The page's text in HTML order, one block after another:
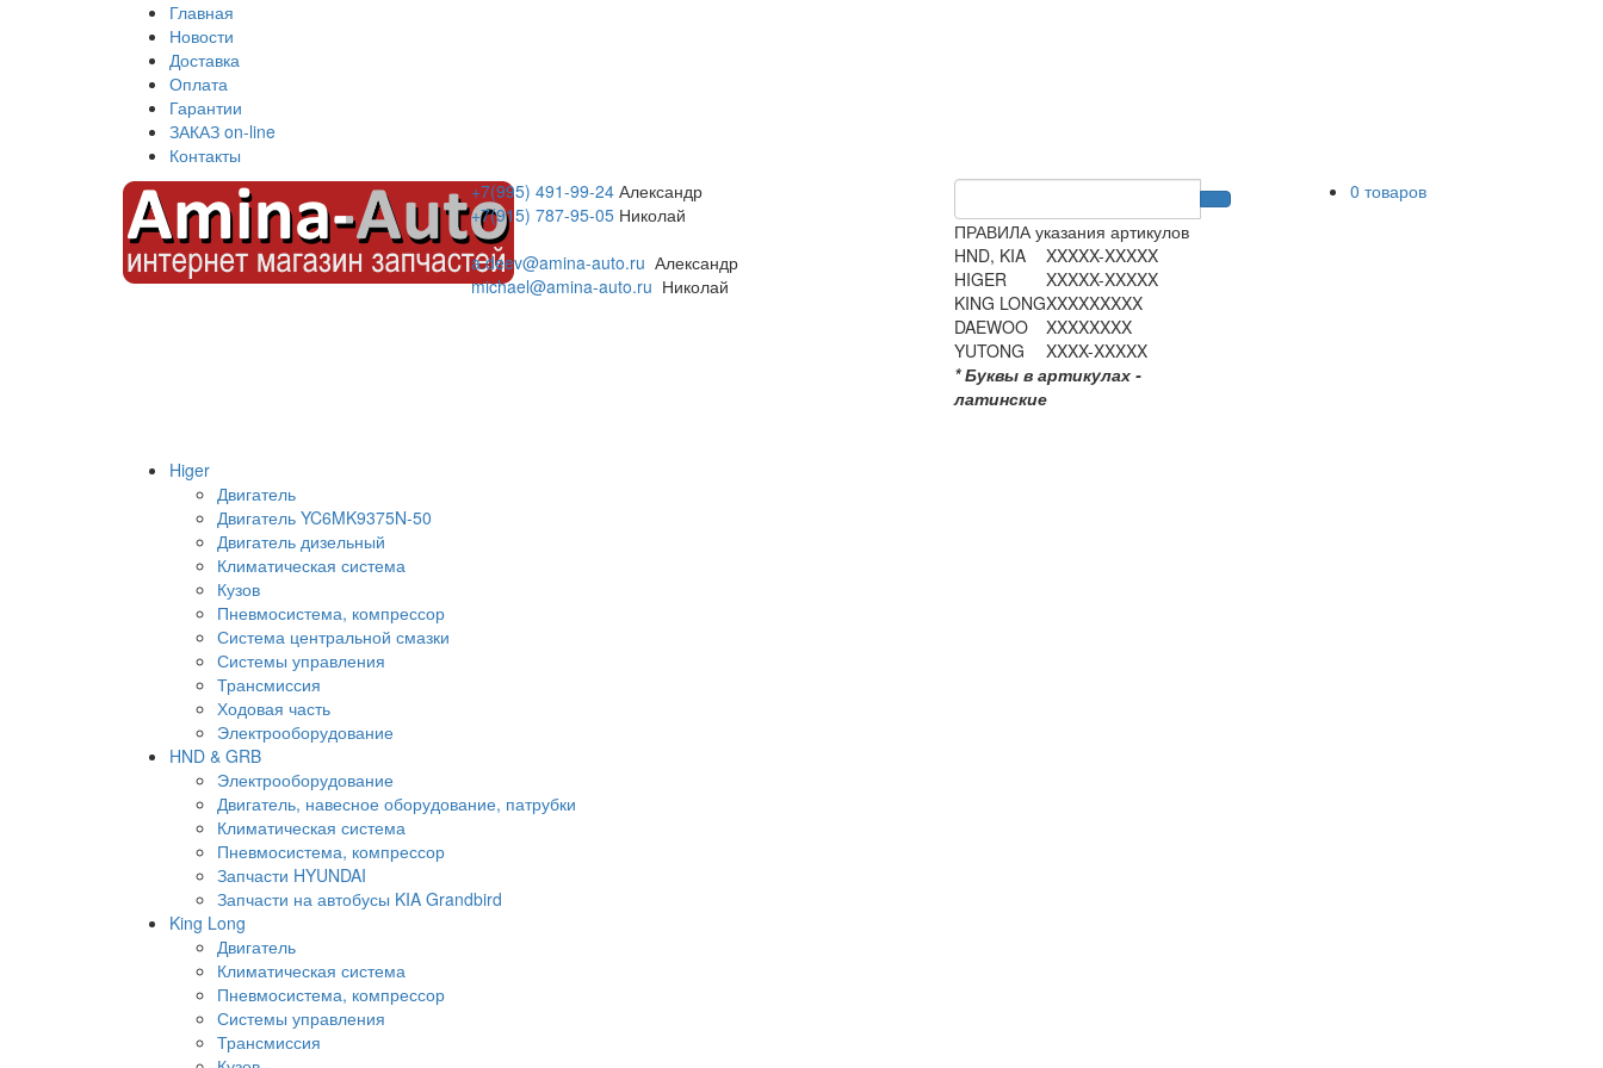
Главная
Новости
Доставка
Оплата
Гарантии
ЗАКАЗ on-line
Контакты
+7(995) 491-99-24Александр
+7(915) 787-95-05Николай
a.deev@amina-auto.ru Александр
michael@amina-auto.ru Николай
ПРАВИЛА указания артикулов
HND, KIA
XXXXX-XXXXX
HIGER
XXXXX-XXXXX
KING LONGXXXXXXXXX
DAEWOO
XXXXXXXX
YUTONG
XXXX-XXXXX
* Буквы в артикулах -
латинские
0 товаров
Higer
Двигатель
Двигатель YC6MK9375N-50
Двигатель дизельный
Климатическая система
Кузов
Пневмосистема, компрессор
Система центральной смазки
Системы управления
Трансмиссия
Ходовая часть
Электрооборудование
HND & GRB
Электрооборудование
Двигатель, навесное оборудование, патрубки
Климатическая система
Пневмосистема, компрессор
Запчасти HYUNDAI
Запчасти на автобусы KIA Grandbird
King Long
Двигатель
Климатическая система
Пневмосистема, компрессор
Системы управления
Трансмиссия